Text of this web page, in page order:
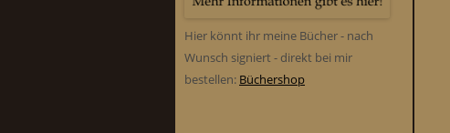
Hier könnt ihr meine Bücher - nach
Wunsch signiert - direkt bei mir
bestellen: Büchershop